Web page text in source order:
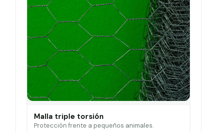
Malla triple torsión
Protección frente a pequeños animales.